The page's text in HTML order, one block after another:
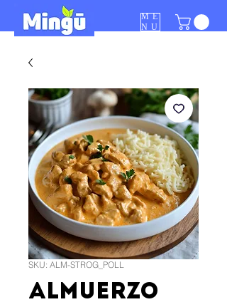
ME
NU
SKU: ALM-STROG_POLL
Almuerzo